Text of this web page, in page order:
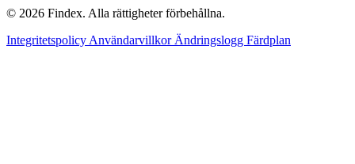
© 2026 Findex. Alla rättigheter förbehållna.
Integritetspolicy Användarvillkor Ändringslogg Färdplan